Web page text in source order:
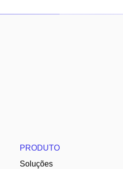
PRODUTO
Soluções